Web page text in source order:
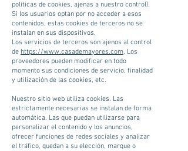
políticas de cookies, ajenas a nuestro control).
Si los usuarios optan por no acceder a esos
contenidos, estas cookies de terceros no se
instalan en sus dispositivos.
Los servicios de terceros son ajenos al control
de https://www.casademayores.com. Los
proveedores pueden modificar en todo
momento sus condiciones de servicio, finalidad
y utilización de las cookies, etc.
Nuestro sitio web utiliza cookies. Las
estrictamente necesarias se instalan de forma
automática. Las que puedan utilizarse para
personalizar el contenido y los anuncios,
ofrecer funciones de redes sociales y analizar
el tráfico, quedan a su elección, marque o